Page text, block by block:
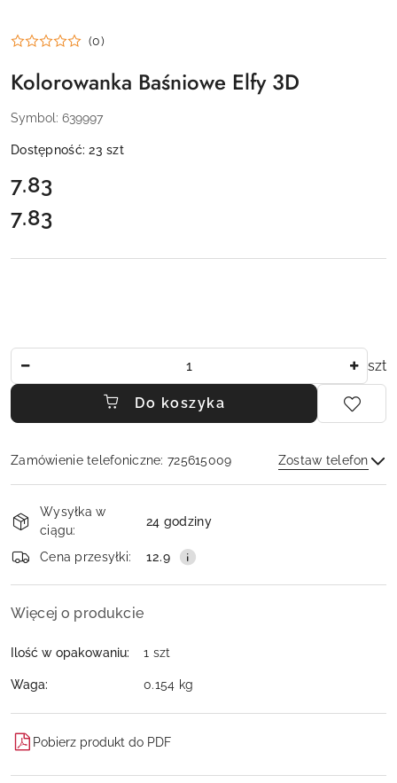
(0)
Kolorowanka Baśniowe Elfy 3D
Symbol: 639997
Dostępność:23szt
cena:
7.83
Cena:
7.83
szt
Do koszyka
Zamówienie telefoniczne: 725615009 Zostaw telefon
i
dostawa
Wysyłka w
ciągu:
24 godziny
Cena przesyłki: 12.9
Więcej o produkcie
Ilość w opakowaniu: 1 szt
Waga: 0.154 kg
Pobierz produkt do PDF